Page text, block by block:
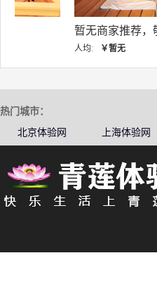
暂无商家推荐，敬请期待！
热门城市：
北京体验网
上海体验网